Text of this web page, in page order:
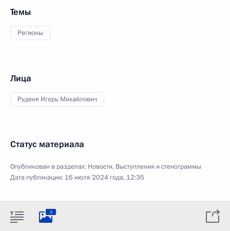
Темы
Регионы
Лица
Руденя Игорь Михайлович
Статус материала
Опубликован в разделах: Новости, Выступления и стенограммы
Дата публикации: 16 июля 2024 года, 12:35
3